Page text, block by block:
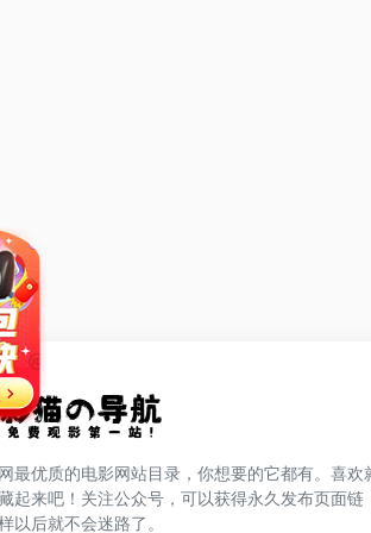
最优质的电影网站目录，你想要的它都有。喜欢
起来吧！关注公众号，可以获得永久发布页面链
以后就不会迷路了。